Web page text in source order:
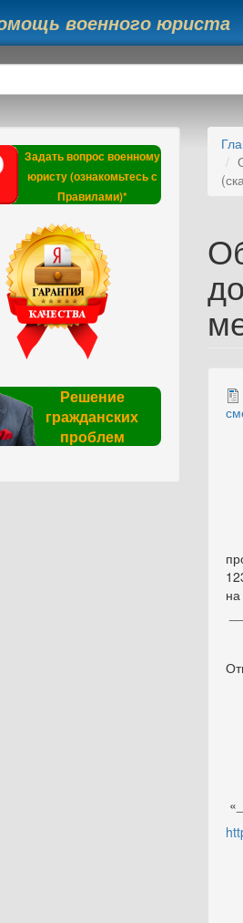
военного юриста
поиска
Задать вопрос военному
юристу (ознакомьтесь с
Правилами)*
Решение
гражданских
проблем